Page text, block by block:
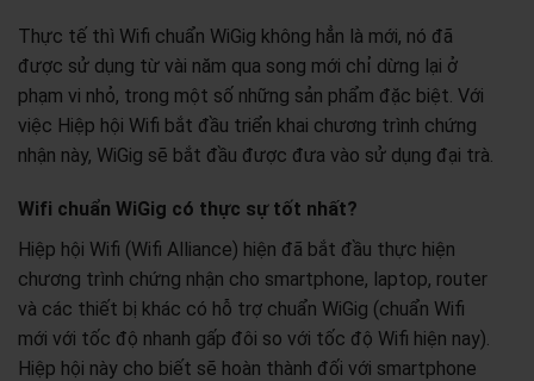
Thực tế thì Wifi chuẩn WiGig không hẳn là mới, nó đã
được sử dụng từ vài năm qua song mới chỉ dừng lại ở
phạm vi nhỏ, trong một số những sản phẩm đặc biệt. Với
việc Hiệp hội Wifi bắt đầu triển khai chương trình chứng
nhận này, WiGig sẽ bắt đầu được đưa vào sử dụng đại trà.
Wifi chuẩn WiGig có thực sự tốt nhất?
Hiệp hội Wifi (Wifi Alliance) hiện đã bắt đầu thực hiện
chương trình chứng nhận cho smartphone, laptop, router
và các thiết bị khác có hỗ trợ chuẩn WiGig (chuẩn Wifi
mới với tốc độ nhanh gấp đôi so với tốc độ Wifi hiện nay).
Hiệp hội này cho biết sẽ hoàn thành đối với smartphone